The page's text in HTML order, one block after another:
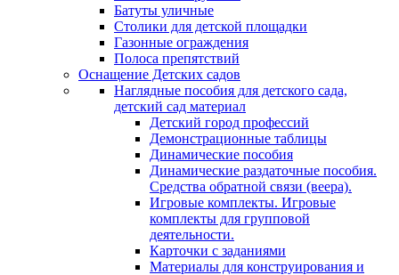
Батуты уличные
Столики для детской площадки
Газонные ограждения
Полоса препятствий
Оснащение Детских садов
Наглядные пособия для детского сада,
детский сад материал
Детский город профессий
Демонстрационные таблицы
Динамические пособия
Динамические раздаточные пособия.
Средства обратной связи (веера).
Игровые комплекты. Игровые
комплекты для групповой
деятельности.
Карточки с заданиями
Материалы для конструирования и